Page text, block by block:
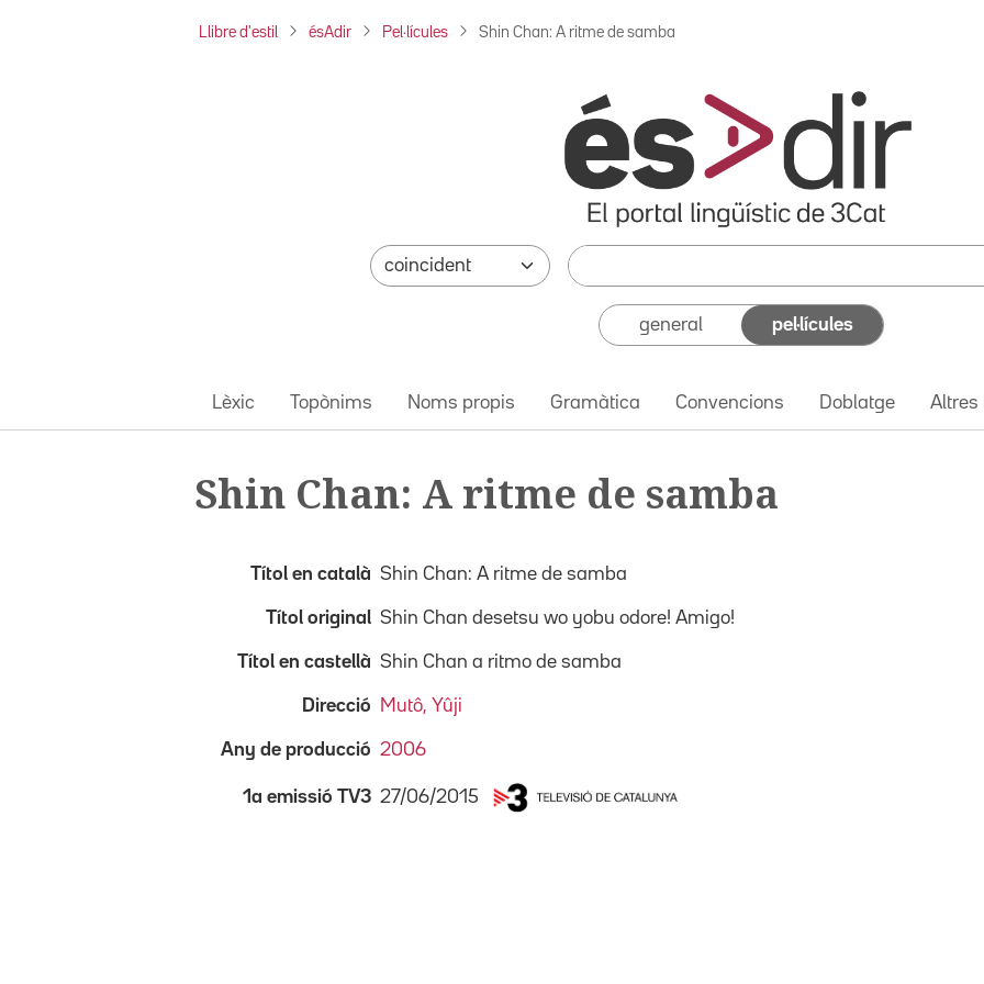
Llibre d'estil ésAdir Pel·lícules Shin Chan: A ritme de samba
general pel·lícules
Lèxic Topònims Noms propis Gramàtica Convencions Doblatge Altres
Shin Chan: A ritme de samba
Títol en català Shin Chan: A ritme de samba
Títol original Shin Chan desetsu wo yobu odore! Amigo!
Títol en castellà Shin Chan a ritmo de samba
Direcció Mutô, Yûji
Any de producció 2006
1a emissió TV3 27/06/2015